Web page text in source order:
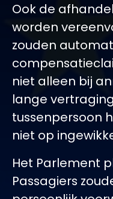
Ook de
worden
zouden
niet alleen bij
lange
tussenpersoon
niet op
Het Parlement
Passagiers